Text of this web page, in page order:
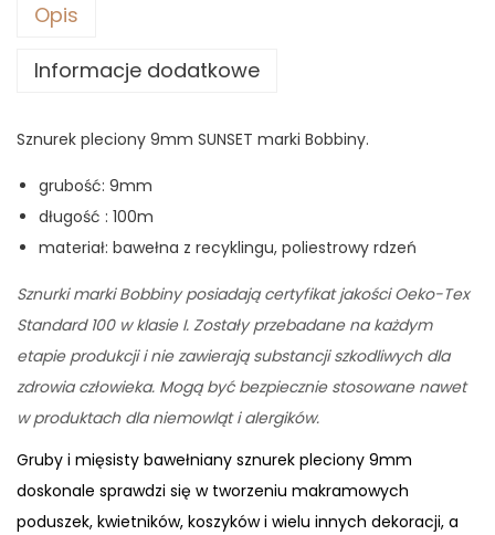
z
.
.
Opis
Informacje dodatkowe
Sznurek pleciony 9mm SUNSET marki Bobbiny.
grubość: 9mm
długość : 100m
materiał: bawełna z recyklingu, poliestrowy rdzeń
Sznurki marki Bobbiny posiadają certyfikat jakości Oeko-Tex
Standard 100 w klasie I. Zostały przebadane na każdym
etapie produkcji i nie zawierają substancji szkodliwych dla
zdrowia człowieka. Mogą być bezpiecznie stosowane nawet
w produktach dla niemowląt i alergików.
Gruby i mięsisty bawełniany sznurek pleciony 9mm
doskonale sprawdzi się w tworzeniu makramowych
poduszek, kwietników, koszyków i wielu innych dekoracji, a